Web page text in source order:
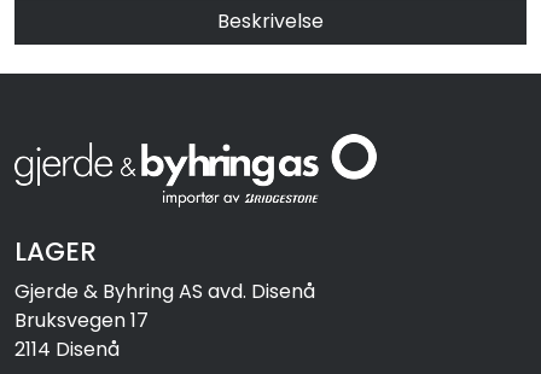
Beskrivelse
LAGER
Gjerde & Byhring AS avd. Disenå
Bruksvegen 17
2114 Disenå